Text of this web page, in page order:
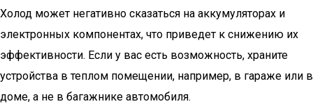
Холод может негативно сказаться на аккумуляторах и
электронных компонентах, что приведет к снижению их
эффективности. Если у вас есть возможность, храните
устройства в теплом помещении, например, в гараже или в
доме, а не в багажнике автомобиля.